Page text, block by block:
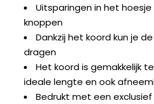
Uitsparingen in het
knoppen
Dankzij het koord kun je
dragen
Het koord is gemakkelijk
ideale lengte en ook
Bedrukt met een